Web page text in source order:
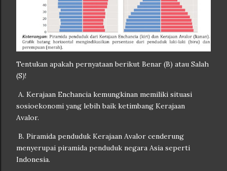
Tentukan apakah pernyataan berikut Benar (B) atau Salah
(S)!
A. Kerajaan Enchancia kemungkinan memiliki situasi
sosioekonomi yang lebih baik ketimbang Kerajaan
Avalor.
B. Piramida penduduk Kerajaan Avalor cenderung
menyerupai piramida penduduk negara Asia seperti
Indonesia.